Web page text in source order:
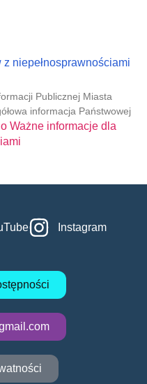
niepełnosprawnościami
Publicznej Miasta
informacja Państwowej
Ważne informacje dla
Instagram